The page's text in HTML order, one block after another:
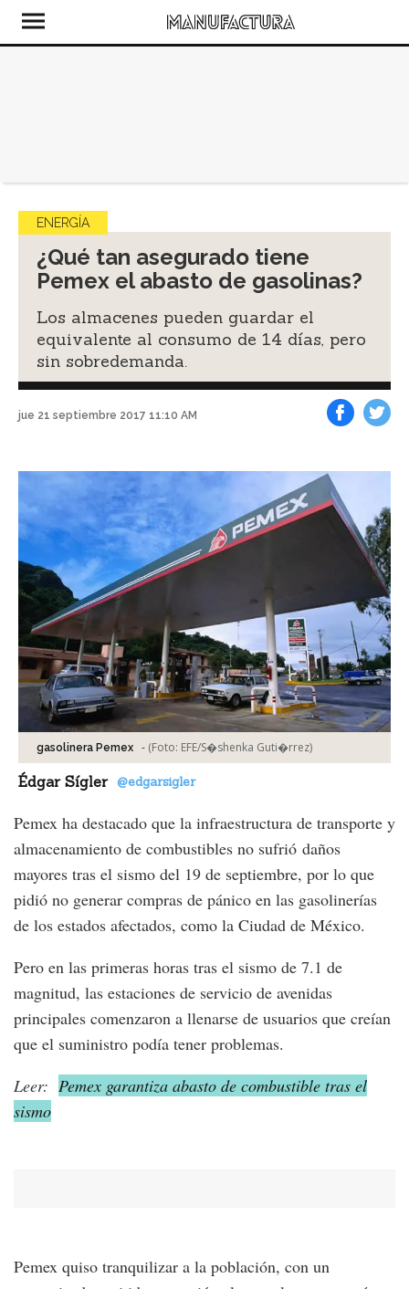
ENERGÍA
¿Qué tan asegurado tiene
Pemex el abasto de gasolinas?
Los almacenes pueden guardar el
equivalente al consumo de 14 días, pero
sin sobredemanda.
jue 21 septiembre 2017 11:10 AM
gasolinera Pemex - (Foto: EFE/S�shenka Guti�rrez)
Édgar Sígler @edgarsigler
Pemex ha destacado que la infraestructura de transporte y
almacenamiento de combustibles no sufrió daños
mayores tras el sismo del 19 de septiembre, por lo que
pidió no generar compras de pánico en las gasolinerías
de los estados afectados, como la Ciudad de México.
Pero en las primeras horas tras el sismo de 7.1 de
magnitud, las estaciones de servicio de avenidas
principales comenzaron a llenarse de usuarios que creían
que el suministro podía tener problemas.
Leer: Pemex garantiza abasto de combustible tras el
sismo
Pemex quiso tranquilizar a la población, con un